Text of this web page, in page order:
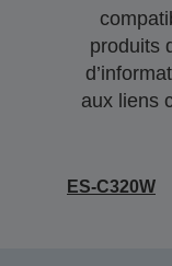
produits
aux liens
ES-C320W